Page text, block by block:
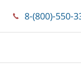
8-(800)-550-